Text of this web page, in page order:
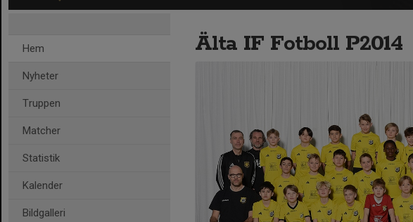
Hem
Nyheter
Truppen
Matcher
Statistik
Kalender
Bildgalleri
Älta IF Fotboll P2014